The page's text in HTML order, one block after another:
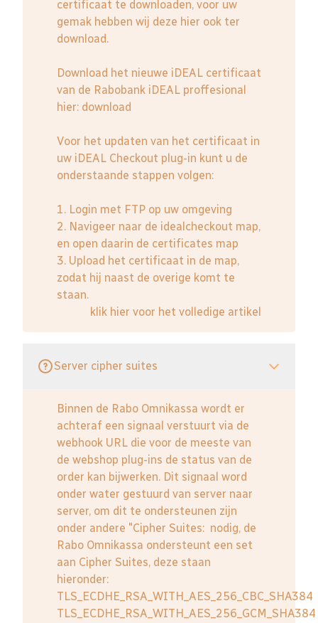
certificaat te downloaden, voor uw
gemak hebben wij deze hier ook ter
download.
Download het nieuwe iDEAL certificaat
van de Rabobank iDEAL proffesional
hier: download
Voor het updaten van het certificaat in
uw iDEAL Checkout plug-in kunt u de
onderstaande stappen volgen:
1. Login met FTP op uw omgeving
2. Navigeer naar de idealcheckout map,
en open daarin de certificates map
3. Upload het certificaat in de map,
zodat hij naast de overige komt te
staan.
klik hier voor het volledige artikel
Server cipher suites
Binnen de Rabo Omnikassa wordt er
achteraf een signaal verstuurt via de
webhook URL die voor de meeste van
de webshop plug-ins de status van de
order kan bijwerken. Dit signaal word
onder water gestuurd van server naar
server, om dit te ondersteunen zijn
onder andere "Cipher Suites: nodig, de
Rabo Omnikassa ondersteunt een set
aan Cipher Suites, deze staan
hieronder:
TLS_ECDHE_RSA_WITH_AES_256_CBC_SHA384
TLS_ECDHE_RSA_WITH_AES_256_GCM_SHA384